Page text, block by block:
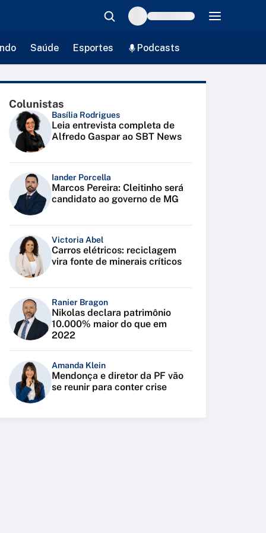
Saúde Esportes Podcasts
Colunistas
Basília Rodrigues
Leia entrevista completa de
Alfredo Gaspar ao SBT News
Iander Porcella
Marcos Pereira: Cleitinho será
candidato ao governo de MG
Victoria Abel
Carros elétricos: reciclagem
vira fonte de minerais críticos
Ranier Bragon
Nikolas declara patrimônio
10.000% maior do que em
2022
Amanda Klein
Mendonça e diretor da PF vão
se reunir para conter crise